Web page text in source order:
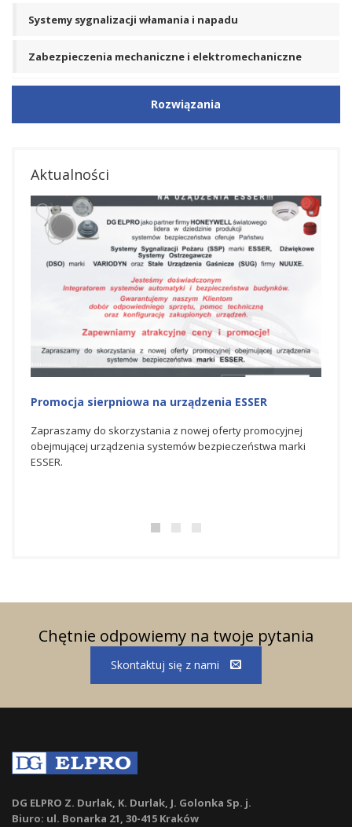
Systemy sygnalizacji włamania i napadu
Zabezpieczenia mechaniczne i elektromechaniczne
Rozwiązania
Aktualności
Promocja sierpniowa na urządzenia ESSER
Zapraszamy do skorzystania z nowej oferty promocyjnej
obejmującej urządzenia systemów bezpieczeństwa marki
ESSER.
Chętnie odpowiemy na twoje pytania
Skontaktuj się z nami
DG ELPRO Z. Durlak, K. Durlak, J. Golonka Sp. j.
Biuro: ul. Bonarka 21, 30-415 Kraków